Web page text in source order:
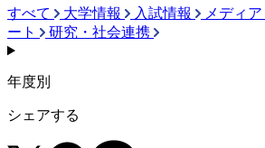
すべて 大学情報 入試情報 メディア
ート
研究・社会連携
年度別
シェアする